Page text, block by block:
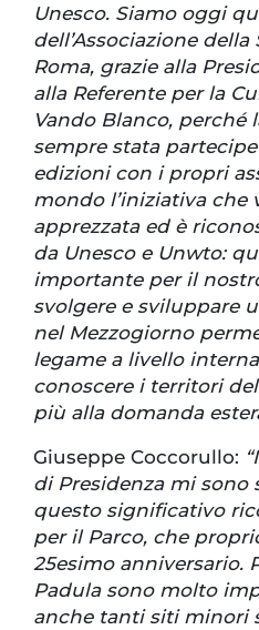
Unesco. Siamo oggi
dell’Associazione della
Roma, grazie alla
alla Referente per la
Vando Blanco, perché
sempre stata
edizioni con i propri
mondo l’iniziativa che
apprezzata ed è
da Unesco e Unwto:
importante per il
svolgere e sviluppare
nel Mezzogiorno
legame a livello
conoscere i territori
più alla domanda
Giuseppe Coccorullo:
di Presidenza mi
questo significativo
per il Parco, che
25esimo anniversario.
Padula sono molto
anche tanti siti minori